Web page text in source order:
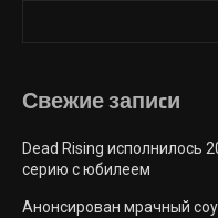
Свежие запиcи
Dead Rising исполнилось
серию с юбилеем
Анонсирован мрачный